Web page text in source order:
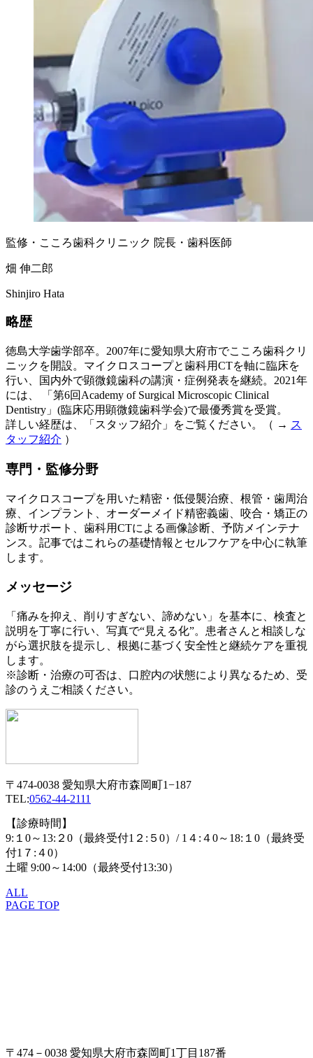
監修・こころ歯科クリニック 院長・歯科医師
畑 伸二郎
Shinjiro Hata
略歴
徳島大学歯学部卒。2007年に愛知県大府市でこころ歯科クリ
ニックを開設。マイクロスコープと歯科用CTを軸に臨床を
行い、国内外で顕微鏡歯科の講演・症例発表を継続。2021年
には、 「第6回Academy of Surgical Microscopic Clinical
Dentistry」(臨床応用顕微鏡歯科学会)で最優秀賞を受賞。
詳しい経歴は、「スタッフ紹介」をご覧ください。（ → ス
タッフ紹介 ）
専門・監修分野
マイクロスコープを用いた精密・低侵襲治療、根管・歯周治
療、インプラント、オーダーメイド精密義歯、咬合・矯正の
診断サポート、歯科用CTによる画像診断、予防メインテナ
ンス。記事ではこれらの基礎情報とセルフケアを中心に執筆
します。
メッセージ
「痛みを抑え、削りすぎない、諦めない」を基本に、検査と
説明を丁寧に行い、写真で“見える化”。患者さんと相談しな
がら選択肢を提示し、根拠に基づく安全性と継続ケアを重視
します。
※診断・治療の可否は、口腔内の状態により異なるため、受
診のうえご相談ください。
〒474-0038 愛知県大府市森岡町1−187
TEL:0562-44-2111
【診療時間】
9:１0～13:２0（最終受付1２:５0）/ 1４:４0～18:１0（最終受
付1７:４0）
土曜 9:00～14:00（最終受付13:30）
ALL
PAGE TOP
〒474－0038 愛知県大府市森岡町1丁目187番